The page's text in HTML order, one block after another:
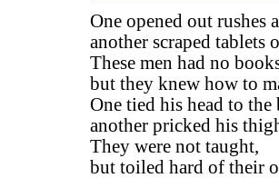
One opened out rushes
another scraped tablets
These men had no
but they knew how to
One tied his head to the
another pricked his
They were not taught,
but toiled hard of their